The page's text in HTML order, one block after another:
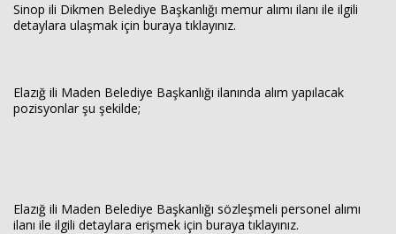
Sinop ili Dikmen Belediye Başkanlığı memur alımı ilanı ile ilgili
detaylara ulaşmak için buraya tıklayınız.
Elazığ ili Maden Belediye Başkanlığı ilanında alım yapılacak
pozisyonlar şu şekilde;
Elazığ ili Maden Belediye Başkanlığı sözleşmeli personel alımı
ilanı ile ilgili detaylara erişmek için buraya tıklayınız.